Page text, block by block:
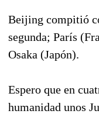
Beijing compitió
segunda; París
Osaka (Japón).
Espero que en
humanidad unos